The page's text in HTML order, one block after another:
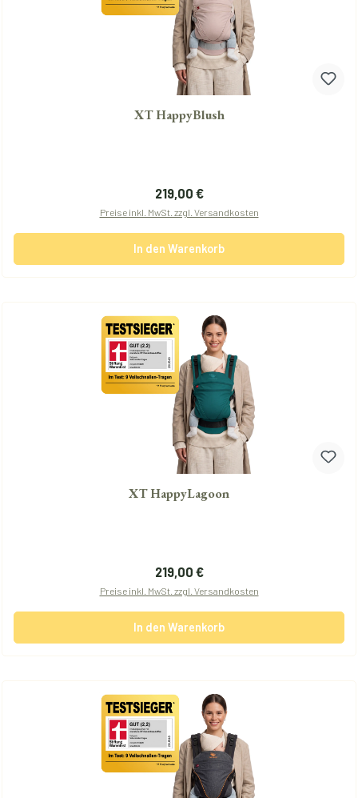
XT HappyBlush
Regulärer Preis:
219,00 €
Preise inkl. MwSt. zzgl. Versandkosten
In den Warenkorb
XT HappyLagoon
Regulärer Preis:
219,00 €
Preise inkl. MwSt. zzgl. Versandkosten
In den Warenkorb